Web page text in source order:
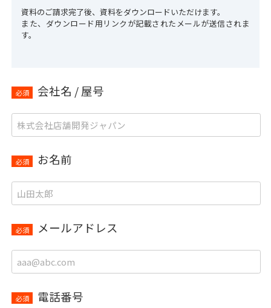
資料のご請求完了後、資料をダウンロードいただけます。
また、ダウンロード用リンクが記載されたメールが送信されま
す。
必須 会社名 / 屋号
必須 お名前
必須 メールアドレス
必須 電話番号